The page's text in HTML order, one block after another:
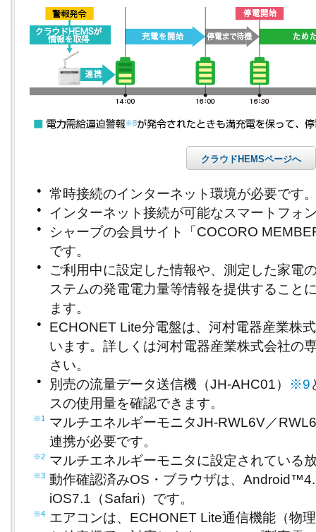
クラウドHEMSページへ
● 常時接続のインターネット環境が必要です
● インターネット接続が可能なスマートフォ
●
シャープの会員サイト「COCORO
です。
●
ご利用中に設定した情報や、測定した家電
ステムの発電電力量等情報を提供すること
ます。
●
ECHONET Lite分電盤は、河村電器産業株
います。詳しくは河村電器産業株式会社の
さい。
● 別売の流量データ送信機（JH-AHC01） ※9
スの使用量を確認できます。
※1
マルチエネルギーモニタJH-RWL6V／
連携が必要です。
※2 マルチエネルギーモニタに設定されてい
※3 動作確認済みOS・ブラウザは、
iOS7.1（Safari）です。
※4 エアコンは、ECHONET Lite通信機能（物